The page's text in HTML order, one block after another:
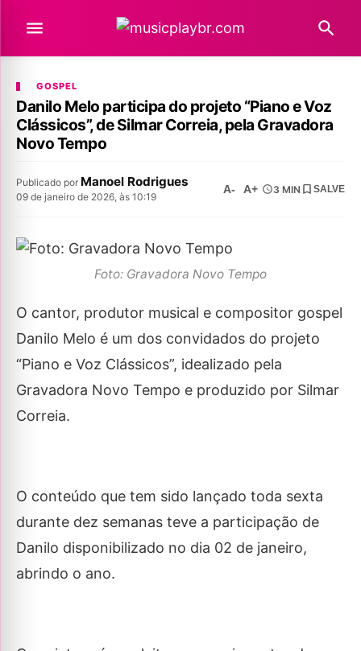
GOSPEL
Danilo Melo participa do projeto “Piano e Voz
Clássicos”, de Silmar Correia, pela Gravadora
Novo Tempo
Publicado por Manoel Rodrigues
09 de janeiro de 2026, às 10:19
A- A+ 3 MIN SALVE
Foto: Gravadora Novo Tempo
O cantor, produtor musical e compositor gospel
Danilo Melo é um dos convidados do projeto
“Piano e Voz Clássicos”, idealizado pela
Gravadora Novo Tempo e produzido por Silmar
Correia.
O conteúdo que tem sido lançado toda sexta
durante dez semanas teve a participação de
Danilo disponibilizado no dia 02 de janeiro,
abrindo o ano.